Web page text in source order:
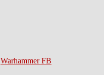
Warhammer FB